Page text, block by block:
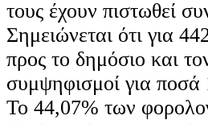
τους έχουν πιστωθεί
Σημειώνεται ότι για
προς το δημόσιο και
συμψηφισμοί για
Το 44,07% των